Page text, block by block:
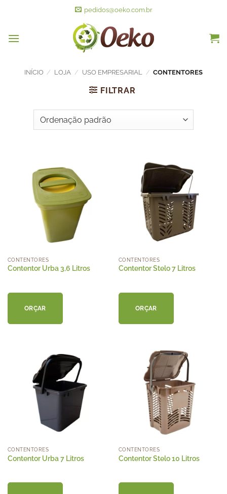
pedidos@oeko.com.br
INÍCIO / LOJA / USO EMPRESARIAL / CONTENTORES
FILTRAR
CONTENTORES
Contentor Urba 3,6 Litros
ORÇAR
CONTENTORES
Contentor Stelo 7 Litros
ORÇAR
CONTENTORES
Contentor Urba 7 Litros
CONTENTORES
Contentor Stelo 10 Litros